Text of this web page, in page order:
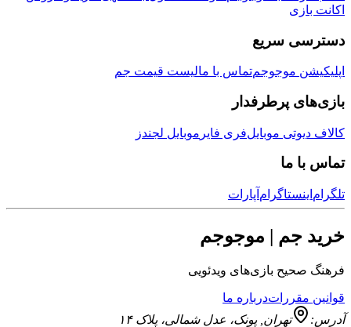
سریع
موجوجم تماس با مالیست قیمت جم
پرطرفدار
موبایلفری فایرموبایل لجندز
ما
آپارات
جم | موجوجم
بازی‌های ویدئویی
درباره ما
تهران ,پونک، عدل شمالی، پلاک ۱۴